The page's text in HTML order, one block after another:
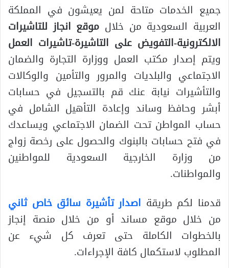
جميع الخدمات متاحة لمن يعيشون في المملكة
العربية السعودية من خلال موقع انجاز للتاشيرات
الالكترونية-التفويض على التاشيرة-تاشيرات العمل
ويتم إصدار مكتب العمل ووزارة التجارة والضمان
الاجتماعي والبلديات والمرور والتأمين والوكالات
والتأشيرات نيابة عنك قم بالتسجيل في حسابات
أبشر وحافظ وساند وإعادة التأهيل الشامل في
حساب المواطن تحت الضمان الاجتماعي ويساعدك
في فتح حسابات بالبنوك والحصول على رخصة زواج
من وزارة الخارجية السعودية للمواطنين
والمواطنات.
قدمنا لكم طريقة اصدار تأشيرة سائق خاص ثاني
من خلال موقع مساند أو من خلال منصة إنجاز
بالخطوات الكاملة حتى تعرف كل شيء عن
المطلوب لاستكمال كافة الإجراءات.